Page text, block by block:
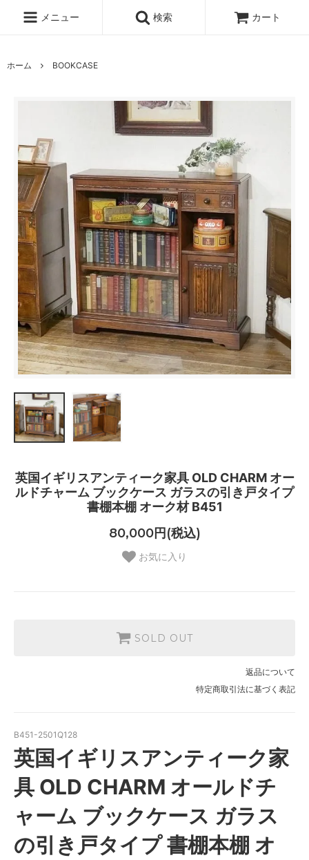
メニュー 検索 カート
ホーム BOOKCASE
英国イギリスアンティーク家具 OLD CHARM オー
ルドチャーム ブックケース ガラスの引き戸タイプ
書棚本棚 オーク材 B451
80,000円(税込)
お気に入り
SOLD OUT
返品について
特定商取引法に基づく表記
B451-2501Q128
英国イギリスアンティーク家
具 OLD CHARM オールドチ
ャーム ブックケース ガラス
の引き戸タイプ 書棚本棚 オ